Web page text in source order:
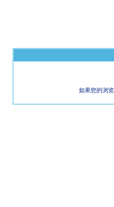
如果您的浏